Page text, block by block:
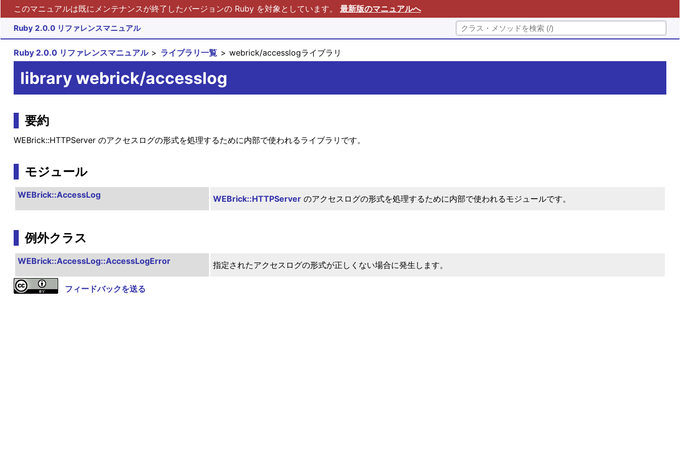
このマニュアルは既にメンテナンスが終了したバージョンの Ruby を対象としています。 最新版のマニュアルへ
Ruby 2.0.0 リファレンスマニュアル
Ruby 2.0.0 リファレンスマニュアル ライブラリ一覧 webrick/accesslogライブラリ
library webrick/accesslog
要約
WEBrick::HTTPServer のアクセスログの形式を処理するために内部で使われるライブラリです。
モジュール
WEBrick::AccessLog WEBrick::HTTPServerのアクセスログの形式を処理するために内部で使われるモジュールです。
例外クラス
WEBrick::AccessLog::AccessLogError 指定されたアクセスログの形式が正しくない場合に発生します。
フィードバックを送る